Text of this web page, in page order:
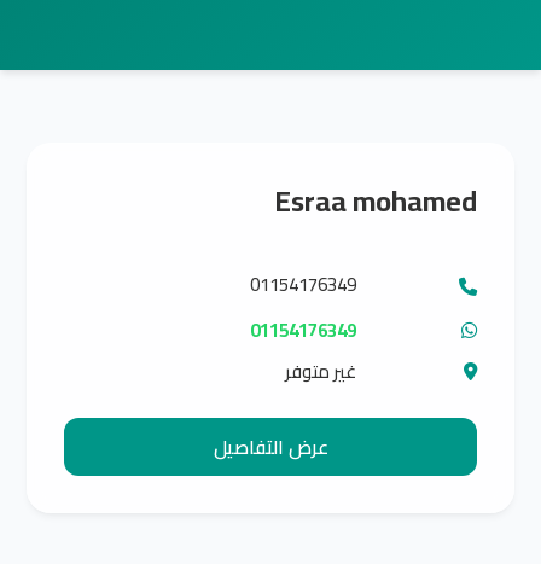
Esraa mohamed
01154176349
01154176349
غير متوفر
عرض التفاصيل